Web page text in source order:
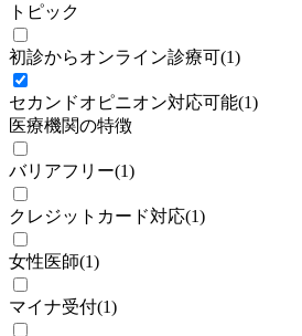
トピック
初診からオンライン診療可(1)
セカンドオピニオン対応可能(1)
医療機関の特徴
バリアフリー(1)
クレジットカード対応(1)
女性医師(1)
マイナ受付(1)